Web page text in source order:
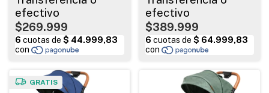
$269.999 $389.999
GRATIS